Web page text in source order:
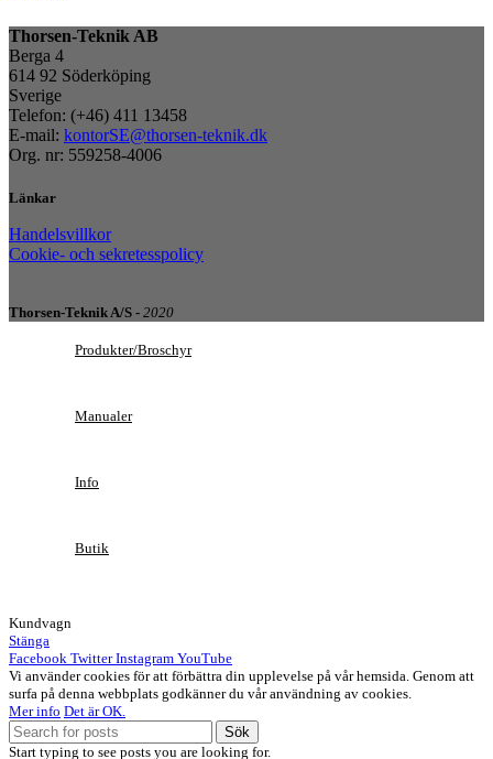
Thorsen-Teknik AB
Berga 4
614 92 Söderköping
Sverige
Telefon: (+46) 411 13458
E-mail: kontorSE@thorsen-teknik.dk
Org. nr: 559258-4006
Länkar
Handelsvillkor
Cookie- och sekretesspolicy
Thorsen-Teknik A/S - 2020
Produkter/Broschyr
Manualer
Info
Butik
Kundvagn
Stänga
Facebook Twitter Instagram YouTube
Vi använder cookies för att förbättra din upplevelse på vår hemsida. Genom att
surfa på denna webbplats godkänner du vår användning av cookies.
Mer info Det är OK.
Sök
Start typing to see posts you are looking for.